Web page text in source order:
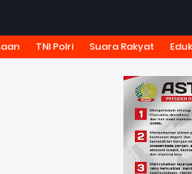
REDAKSI TARIF IKLAN
TNI Polri Suara Rakyat